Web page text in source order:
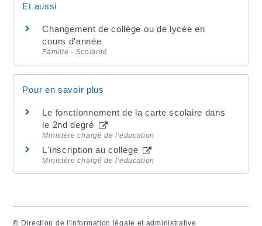
Et aussi
Changement de collège ou de lycée en
cours d'année
Famille - Scolarité
Pour en savoir plus
Le fonctionnement de la carte scolaire dans
le 2nd degré
Ministère chargé de l'éducation
L'inscription au collège
Ministère chargé de l'éducation
© Direction de l'information légale et administrative